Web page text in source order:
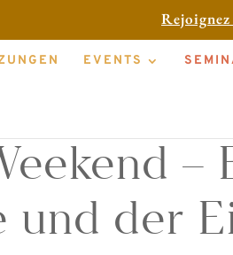
EVENTS
–
und der